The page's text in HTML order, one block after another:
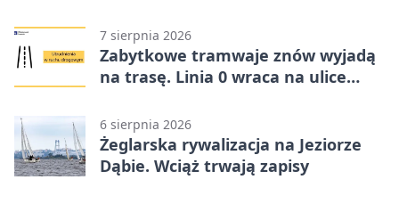
7 sierpnia 2026
Zabytkowe tramwaje znów wyjadą
na trasę. Linia 0 wraca na ulice
6 sierpnia 2026
Żeglarska rywalizacja na Jeziorze
Dąbie. Wciąż trwają zapisy